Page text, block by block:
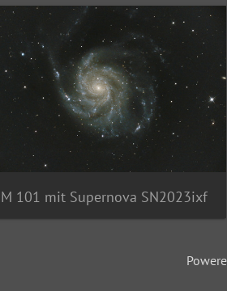
M 101 mit Supernova SN2023ixf